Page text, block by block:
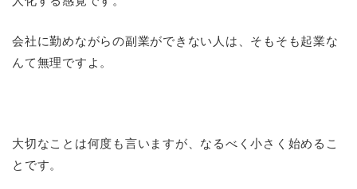
会社に勤めながらの副業ができない人は、そもそも起業な
んて無理ですよ。
大切なことは何度も言いますが、なるべく小さく始めるこ
とです。